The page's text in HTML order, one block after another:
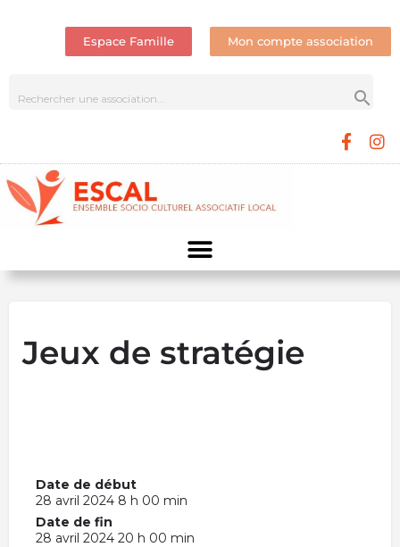
Espace Famille Mon compte association
Jeux de stratégie
Date de début
28 avril 2024 8 h 00 min
Date de fin
28 avril 2024 20 h 00 min